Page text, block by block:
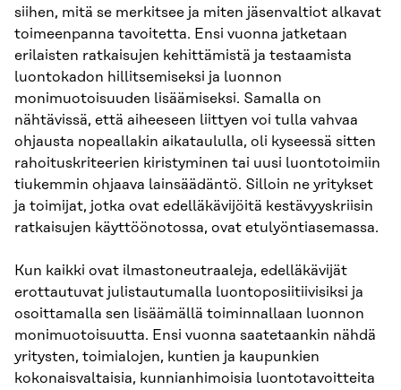
siihen, mitä se merkitsee ja miten jäsenvaltiot alkavat
toimeenpanna tavoitetta. Ensi vuonna jatketaan
erilaisten ratkaisujen kehittämistä ja testaamista
luontokadon hillitsemiseksi ja luonnon
monimuotoisuuden lisäämiseksi. Samalla on
nähtävissä, että aiheeseen liittyen voi tulla vahvaa
ohjausta nopeallakin aikataululla, oli kyseessä sitten
rahoituskriteerien kiristyminen tai uusi luontotoimiin
tiukemmin ohjaava lainsäädäntö. Silloin ne yritykset
ja toimijat, jotka ovat edelläkävijöitä kestävyyskriisin
ratkaisujen käyttöönotossa, ovat etulyöntiasemassa.
Kun kaikki ovat ilmastoneutraaleja, edelläkävijät
erottautuvat julistautumalla luontoposiitiivisiksi ja
osoittamalla sen lisäämällä toiminnallaan luonnon
monimuotoisuutta. Ensi vuonna saatetaankin nähdä
yritysten, toimialojen, kuntien ja kaupunkien
kokonaisvaltaisia, kunnianhimoisia luontotavoitteita